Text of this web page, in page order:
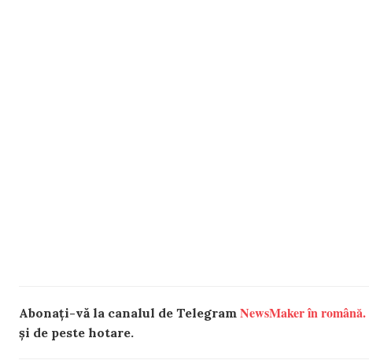
Abonați-vă la canalul de Telegram NewsMaker în română.
și de peste hotare.